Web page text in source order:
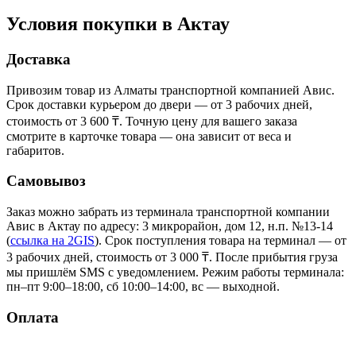
Условия покупки в Актау
Доставка
Привозим товар из Алматы транспортной компанией Авис.
Срок доставки курьером до двери — от 3 рабочих дней,
стоимость от 3 600 ₸. Точную цену для вашего заказа
смотрите в карточке товара — она зависит от веса и
габаритов.
Самовывоз
Заказ можно забрать из терминала транспортной компании
Авис в Актау по адресу: 3 микрорайон, дом 12, н.п. №13-14
(ссылка на 2GIS). Срок поступления товара на терминал — от
3 рабочих дней, стоимость от 3 000 ₸. После прибытия груза
мы пришлём SMS с уведомлением. Режим работы терминала:
пн–пт 9:00–18:00, сб 10:00–14:00, вс — выходной.
Оплата